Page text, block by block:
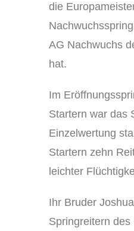
die
AG Nachwuchs
hat.
Im
Startern war das
Einzelwertung
Startern zehn
leichter
Ihr Bruder
Springreitern